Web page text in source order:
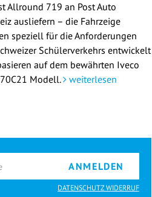
Allround 719 an Post Auto
ausliefern – die Fahrzeige
speziell für die Anforderungen
Schülerverkehrs entwickelt
auf dem bewährten Iveco
Modell. weiterlesen
ANMELDEN
DATENSCHUTZ WIDERRUF